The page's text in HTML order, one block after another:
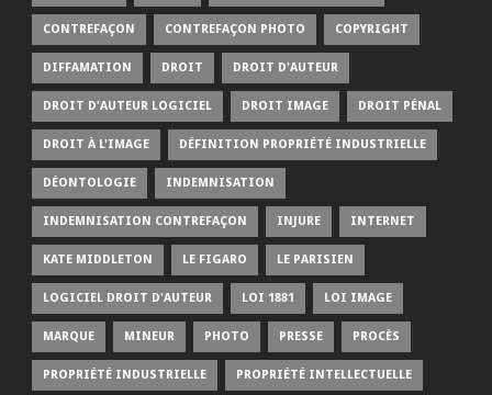
CONTREFAÇON CONTREFAÇON PHOTO COPYRIGHT
DIFFAMATION DROIT DROIT D'AUTEUR
DROIT D'AUTEUR LOGICIEL DROIT IMAGE DROIT PÉNAL
DROIT À L'IMAGE DÉFINITION PROPRIÉTÉ INDUSTRIELLE
DÉONTOLOGIE INDEMNISATION
INDEMNISATION CONTREFAÇON INJURE INTERNET
KATE MIDDLETON LE FIGARO LE PARISIEN
LOGICIEL DROIT D'AUTEUR LOI 1881 LOI IMAGE
MARQUE MINEUR PHOTO PRESSE PROCÈS
PROPRIÉTÉ INDUSTRIELLE PROPRIÉTÉ INTELLECTUELLE